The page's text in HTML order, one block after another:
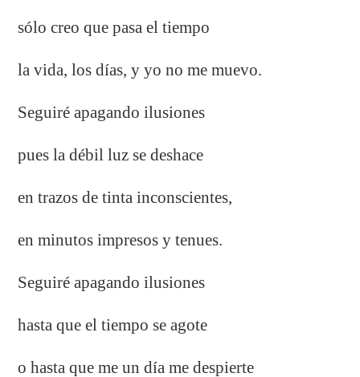
sólo creo que pasa el tiempo
la vida, los días, y yo no me muevo.
Seguiré apagando ilusiones
pues la débil luz se deshace
en trazos de tinta inconscientes,
en minutos impresos y tenues.
Seguiré apagando ilusiones
hasta que el tiempo se agote
o hasta que me un día me despierte